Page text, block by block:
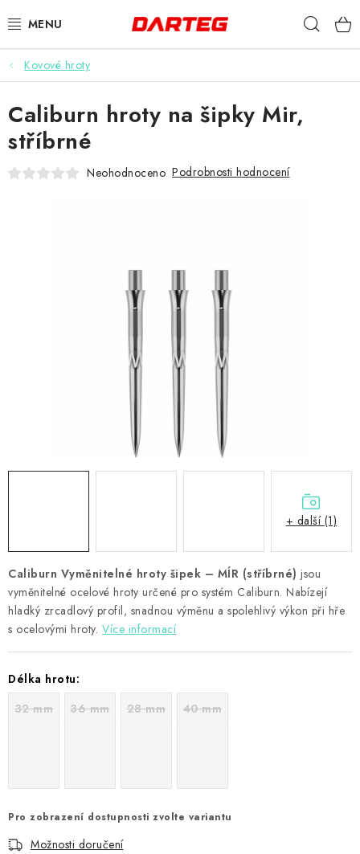
na
ŠIPKY
TERČE
DOPLŇKY K TERČI
Kontakty Hodnocení obchodu
Kovové hroty
Caliburn Vyměnitelné hroty šipek – MÍR (stříbrné) jsou
vyměnitelné ocelové hroty určené pro systém Caliburn. Nabízejí
hladký zrcadlový profil, snadnou výměnu a spolehlivý výkon při hře
s ocelovými hroty. Více informací
Délka hrotu:
32 mm
36 mm 28 mm 40 mm
Pro zobrazení dostupnosti zvolte variantu
Možnosti doručení
Caliburn hroty na šipky Mir,
stříbrné
Neohodnoceno Podrobnosti hodnocení
+ další (1)